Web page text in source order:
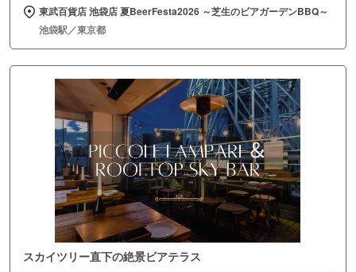
東武百貨店 池袋店 夏BeerFesta2026 ～芝生のビアガーデンBBQ～
池袋駅／東京都
スカイツリー直下の絶景ビアテラス